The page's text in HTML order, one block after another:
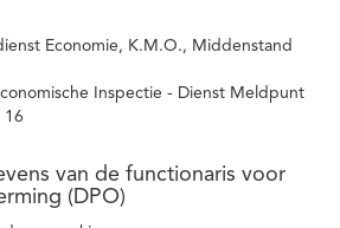
Economie, K.M.O., Middenstand
Inspectie - Dienst Meldpunt
16
van de functionaris voor
(DPO)